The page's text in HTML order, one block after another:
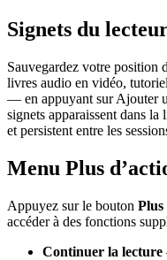
Signets du
Sauvegardez votre position
livres audio en vidéo,
— en appuyant sur Ajouter
signets apparaissent dans
et persistent entre les
Menu Plus
Appuyez sur le bouton Plus
accéder à des fonctions
Continuer la lecture